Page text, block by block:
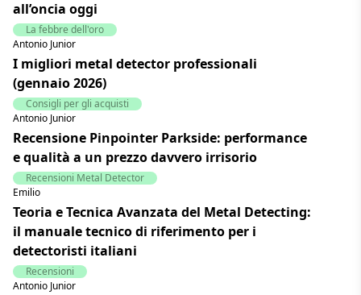
all’oncia oggi
La febbre dell'oro
Antonio Junior
I migliori metal detector professionali
(gennaio 2026)
Consigli per gli acquisti
Antonio Junior
Recensione Pinpointer Parkside: performance
e qualità a un prezzo davvero irrisorio
Recensioni Metal Detector
Emilio
Teoria e Tecnica Avanzata del Metal Detecting:
il manuale tecnico di riferimento per i
detectoristi italiani
Recensioni
Antonio Junior